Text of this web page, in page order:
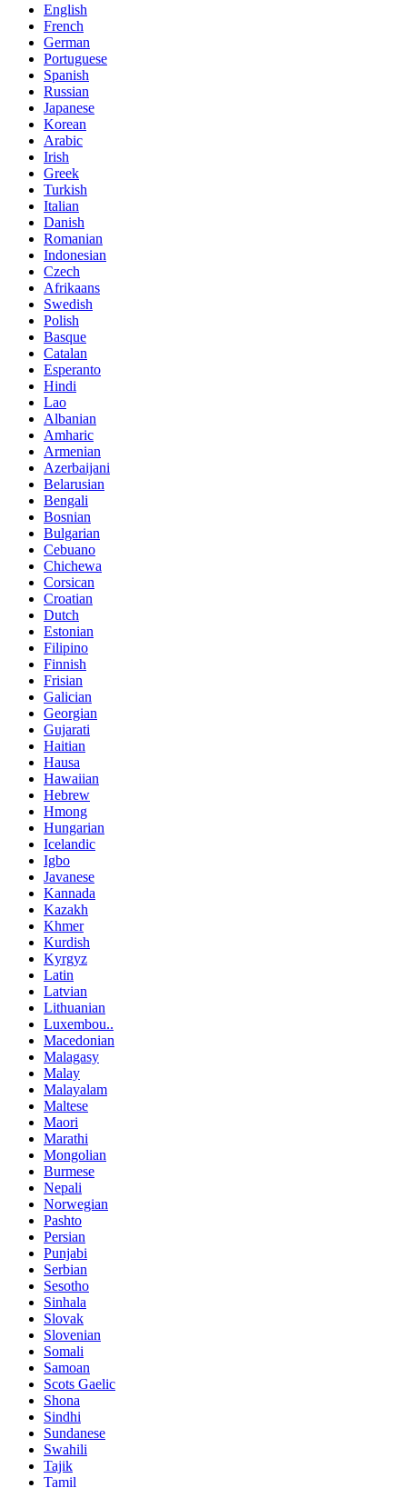
English
French
German
Portuguese
Spanish
Russian
Japanese
Korean
Arabic
Irish
Greek
Turkish
Italian
Danish
Romanian
Indonesian
Czech
Afrikaans
Swedish
Polish
Basque
Catalan
Esperanto
Hindi
Lao
Albanian
Amharic
Armenian
Azerbaijani
Belarusian
Bengali
Bosnian
Bulgarian
Cebuano
Chichewa
Corsican
Croatian
Dutch
Estonian
Filipino
Finnish
Frisian
Galician
Georgian
Gujarati
Haitian
Hausa
Hawaiian
Hebrew
Hmong
Hungarian
Icelandic
Igbo
Javanese
Kannada
Kazakh
Khmer
Kurdish
Kyrgyz
Latin
Latvian
Lithuanian
Luxembou..
Macedonian
Malagasy
Malay
Malayalam
Maltese
Maori
Marathi
Mongolian
Burmese
Nepali
Norwegian
Pashto
Persian
Punjabi
Serbian
Sesotho
Sinhala
Slovak
Slovenian
Somali
Samoan
Scots Gaelic
Shona
Sindhi
Sundanese
Swahili
Tajik
Tamil